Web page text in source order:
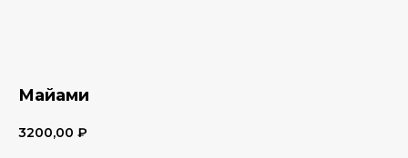
Майами
3200,00 ₽